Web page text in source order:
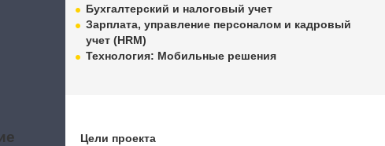
Бухгалтерский и налоговый учет
Зарплата, управление персоналом и кадровый
учет (HRM)
Технология: Мобильные решения
Цели проекта